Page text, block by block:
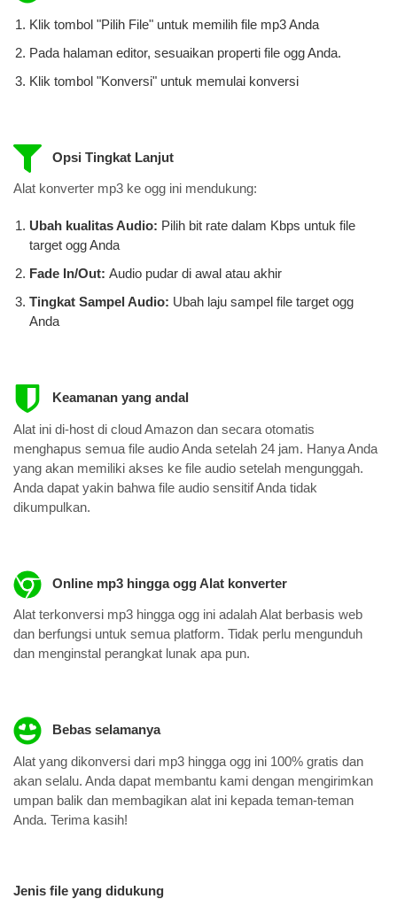
Klik tombol "Pilih File" untuk memilih file mp3 Anda
Pada halaman editor, sesuaikan properti file ogg Anda.
Klik tombol "Konversi" untuk memulai konversi
Opsi Tingkat Lanjut
Alat konverter mp3 ke ogg ini mendukung:
Ubah kualitas Audio: Pilih bit rate dalam Kbps untuk file
target ogg Anda
Fade In/Out: Audio pudar di awal atau akhir
Tingkat Sampel Audio: Ubah laju sampel file target ogg
Anda
Keamanan yang andal
Alat ini di-host di cloud Amazon dan secara otomatis
menghapus semua file audio Anda setelah 24 jam. Hanya Anda
yang akan memiliki akses ke file audio setelah mengunggah.
Anda dapat yakin bahwa file audio sensitif Anda tidak
dikumpulkan.
Online mp3 hingga ogg Alat konverter
Alat terkonversi mp3 hingga ogg ini adalah Alat berbasis web
dan berfungsi untuk semua platform. Tidak perlu mengunduh
dan menginstal perangkat lunak apa pun.
Bebas selamanya
Alat yang dikonversi dari mp3 hingga ogg ini 100% gratis dan
akan selalu. Anda dapat membantu kami dengan mengirimkan
umpan balik dan membagikan alat ini kepada teman-teman
Anda. Terima kasih!
Jenis file yang didukung